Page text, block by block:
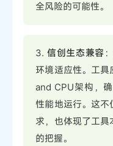
全风险的可能性。
3.信创生态兼容
环境适应性。工具
and CPU架构，
性能地运行。这不
求，也体现了工具
的把握。